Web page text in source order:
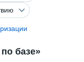
базе»